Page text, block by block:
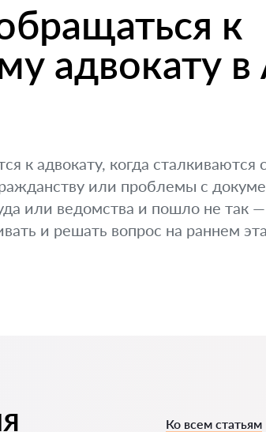
к
адвокату в
к адвокату, когда
или проблемы с
или ведомства и пошло не так
и решать вопрос на раннем
Ко всем статьям